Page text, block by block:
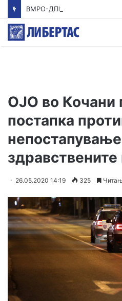
OJO во Кочани
постапка
26.05.2020 14:19 325